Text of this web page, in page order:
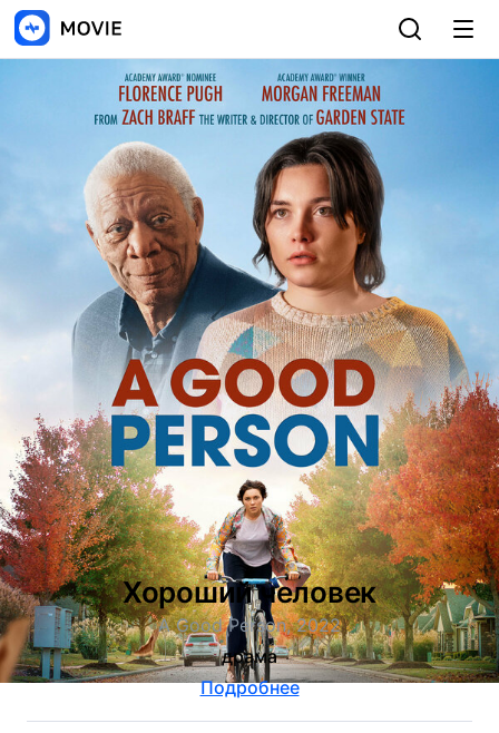
Хороший человек
A Good Person, 2022
драма
Подробнее